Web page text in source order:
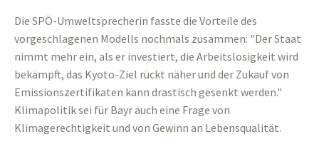
Die SPÖ-Umweltsprecherin fasste die Vorteile des
vorgeschlagenen Modells nochmals zusammen: "Der Staat
nimmt mehr ein, als er investiert, die Arbeitslosigkeit wird
bekämpft, das Kyoto-Ziel rückt näher und der Zukauf von
Emissionszertifikaten kann drastisch gesenkt werden."
Klimapolitik sei für Bayr auch eine Frage von
Klimagerechtigkeit und von Gewinn an Lebensqualität.